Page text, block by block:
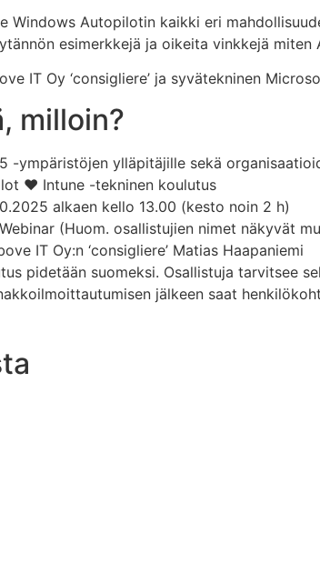
Windows Autopilotin kaikki eri
esimerkkejä ja oikeita vinkkejä
IT Oy ‘consigliere’ ja syvätekninen
milloin?
-ympäristöjen ylläpitäjille sekä
♥ Intune -tekninen koulutus
alkaen kello 13.00 (kesto noin 2 h)
(Huom. osallistujien nimet näkyvät
IT Oy:n ‘consigliere’ Matias Haapaniemi
pidetään suomeksi. Osallistuja tarvitsee
jälkeen saat